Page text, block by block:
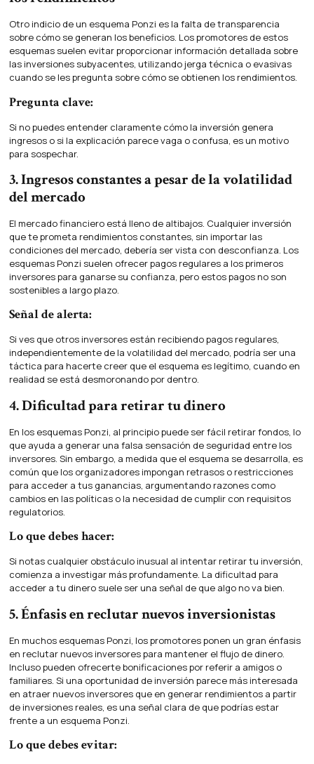
Otro indicio de un esquema Ponzi es la falta de transparencia
sobre cómo se generan los beneficios. Los promotores de estos
esquemas suelen evitar proporcionar información detallada sobre
las inversiones subyacentes, utilizando jerga técnica o evasivas
cuando se les pregunta sobre cómo se obtienen los rendimientos.
Pregunta clave:
Si no puedes entender claramente cómo la inversión genera
ingresos o si la explicación parece vaga o confusa, es un motivo
para sospechar.
3. Ingresos constantes a pesar de la volatilidad
del mercado
El mercado financiero está lleno de altibajos. Cualquier inversión
que te prometa rendimientos constantes, sin importar las
condiciones del mercado, debería ser vista con desconfianza. Los
esquemas Ponzi suelen ofrecer pagos regulares a los primeros
inversores para ganarse su confianza, pero estos pagos no son
sostenibles a largo plazo.
Señal de alerta:
Si ves que otros inversores están recibiendo pagos regulares,
independientemente de la volatilidad del mercado, podría ser una
táctica para hacerte creer que el esquema es legítimo, cuando en
realidad se está desmoronando por dentro.
4. Dificultad para retirar tu dinero
En los esquemas Ponzi, al principio puede ser fácil retirar fondos, lo
que ayuda a generar una falsa sensación de seguridad entre los
inversores. Sin embargo, a medida que el esquema se desarrolla, es
común que los organizadores impongan retrasos o restricciones
para acceder a tus ganancias, argumentando razones como
cambios en las políticas o la necesidad de cumplir con requisitos
regulatorios.
Lo que debes hacer:
Si notas cualquier obstáculo inusual al intentar retirar tu inversión,
comienza a investigar más profundamente. La dificultad para
acceder a tu dinero suele ser una señal de que algo no va bien.
5. Énfasis en reclutar nuevos inversionistas
En muchos esquemas Ponzi, los promotores ponen un gran énfasis
en reclutar nuevos inversores para mantener el flujo de dinero.
Incluso pueden ofrecerte bonificaciones por referir a amigos o
familiares. Si una oportunidad de inversión parece más interesada
en atraer nuevos inversores que en generar rendimientos a partir
de inversiones reales, es una señal clara de que podrías estar
frente a un esquema Ponzi.
Lo que debes evitar: